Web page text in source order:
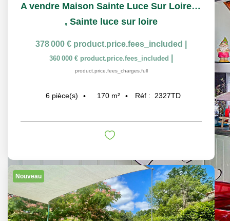
A vendre Maison Sainte Luce Sur Loire Centre Ville
, Sainte luce sur loire
378 000 € product.price.fees_included
360 000 € product.price.fees_included
product.price.fees_charges.full
6 pièce(s) 170 m² Réf : 2327TD
Nouveau